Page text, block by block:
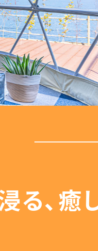
る、癒